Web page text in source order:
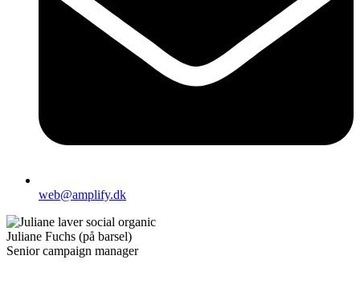
web@amplify.dk
Juliane Fuchs (på barsel)
Senior campaign manager